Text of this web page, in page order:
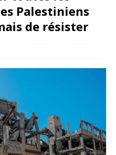
Palestiniens
de résister